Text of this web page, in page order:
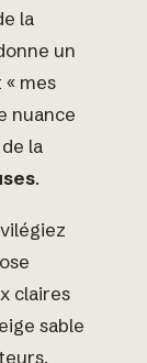
la
un
mes
nuance
la
.
claires
sable